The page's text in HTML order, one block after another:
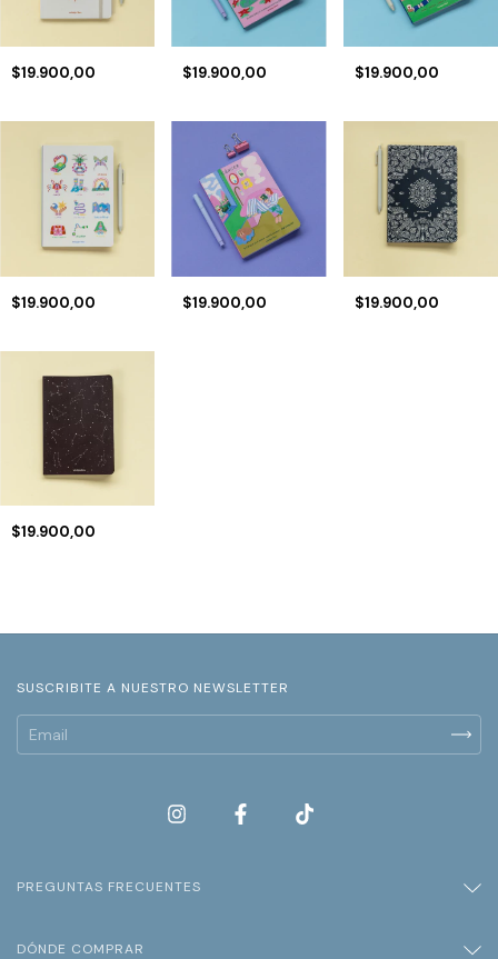
$19.900,00 $19.900,00 $19.900,00
$19.900,00 $19.900,00 $19.900,00
$19.900,00
SUSCRIBITE A NUESTRO NEWSLETTER
PREGUNTAS FRECUENTES
DÓNDE COMPRAR